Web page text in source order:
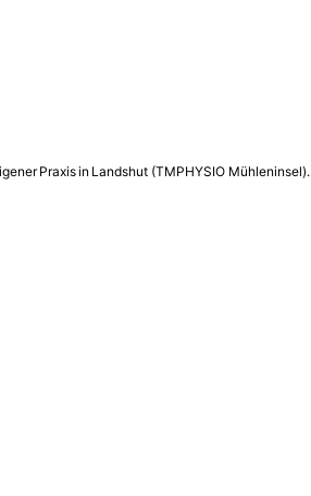
Praxis in Landshut (TMPHYSIO Mühleninsel).